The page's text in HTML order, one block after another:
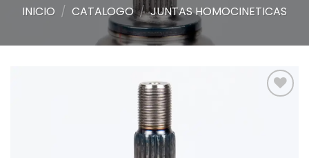
INICIO / CATALOGO / JUNTAS HOMOCINETICAS